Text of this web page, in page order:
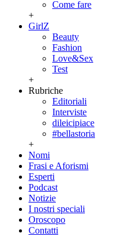
Come fare
+
GirlZ
Beauty
Fashion
Love&Sex
Test
+
Rubriche
Editoriali
Interviste
dileicipiace
#bellastoria
+
Nomi
Frasi e Aforismi
Esperti
Podcast
Notizie
I nostri speciali
Oroscopo
Contatti